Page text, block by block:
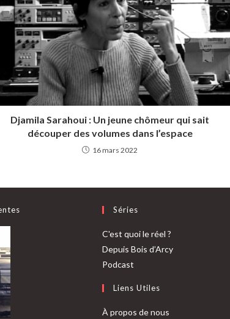
Djamila Sarahoui : Un jeune chômeur qui sait
découper des volumes dans l’espace
16 mars 2022
Séries
C'est quoi le réel ?
Depuis Bois d’Arcy
Podcast
Liens Utiles
À propos de nous